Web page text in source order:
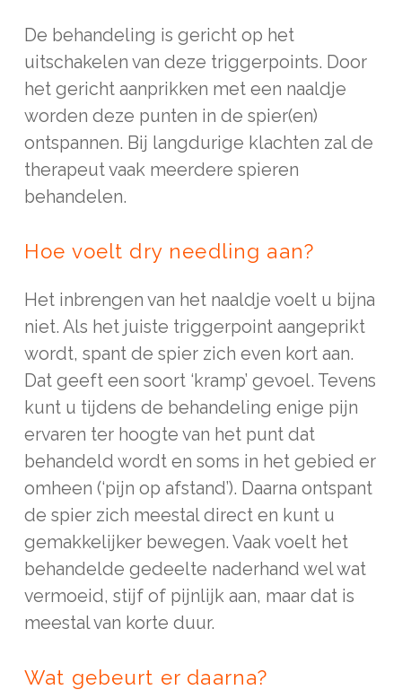
De behandeling is gericht op het
uitschakelen van deze triggerpoints. Door
het gericht aanprikken met een naaldje
worden deze punten in de spier(en)
ontspannen. Bij langdurige klachten zal de
therapeut vaak meerdere spieren
behandelen.
Hoe voelt dry needling aan?
Het inbrengen van het naaldje voelt u bijna
niet. Als het juiste triggerpoint aangeprikt
wordt, spant de spier zich even kort aan.
Dat geeft een soort ‘kramp’ gevoel. Tevens
kunt u tijdens de behandeling enige pijn
ervaren ter hoogte van het punt dat
behandeld wordt en soms in het gebied er
omheen (‘pijn op afstand’). Daarna ontspant
de spier zich meestal direct en kunt u
gemakkelijker bewegen. Vaak voelt het
behandelde gedeelte naderhand wel wat
vermoeid, stijf of pijnlijk aan, maar dat is
meestal van korte duur.
Wat gebeurt er daarna?